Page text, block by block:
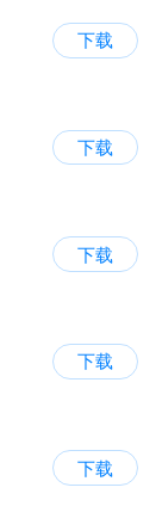
下载
下载
下载
下载
下载